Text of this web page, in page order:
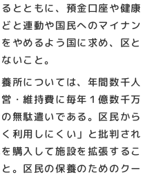
とともに、預金口座や健康
と連動や国民へのマイナン
やめるよう国に求め、区と
いこと。
所については、年間数千人
・維持費に毎年１億数千万
無駄遣いである。区民から
利用しにくい」と批判され
購入して施設を拡張するこ
。区民の保養のためのクー